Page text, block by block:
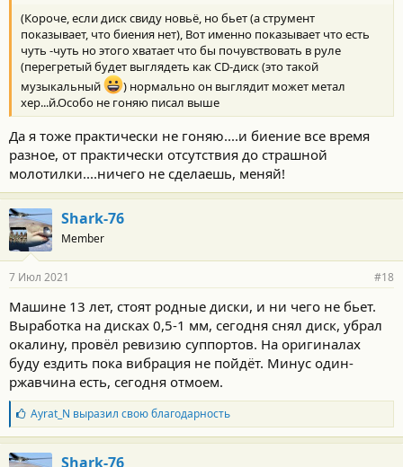
(Короче, если диск свиду новьё, но бьет (а струмент
показывает, что биения нет), Вот именно показывает что есть
чуть -чуть но этого хватает что бы почувствовать в руле
(перегретый будет выглядеть как CD-диск (это такой
музыкальный
) нормально он выглядит может метал
хер...й.Особо не гоняю писал выше
Да я тоже практически не гоняю....и биение все время
разное, от практически отсутствия до страшной
молотилки....ничего не сделаешь, меняй!
Shark-76
Member
7 Июл 2021 #18
Машине 13 лет, стоят родные диски, и ни чего не бьет.
Выработка на дисках 0,5-1 мм, сегодня снял диск, убрал
окалину, провёл ревизию суппортов. На оригиналах
буду ездить пока вибрация не пойдёт. Минус один-
ржавчина есть, сегодня отмоем.
Б
л
а
г
Ayrat_N выразил свою благодарность
Shark-76